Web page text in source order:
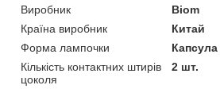
Виробник
Biom
Країна виробник
Китай
Форма лампочки
Капсула
Кількість контактних штирів
цоколя
2 шт.